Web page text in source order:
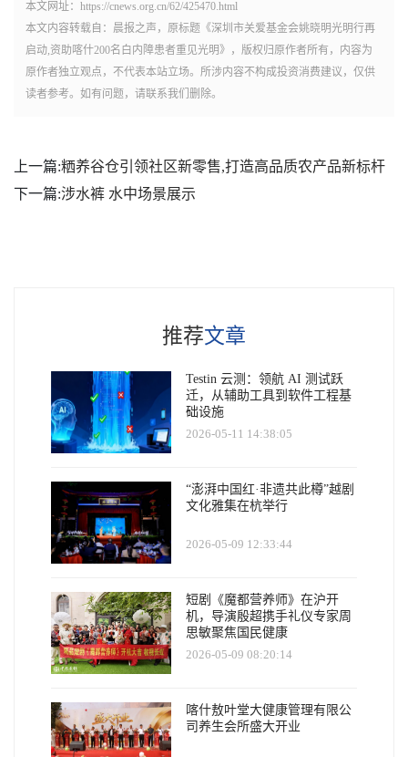
本文网址：https://cnews.org.cn/62/425470.html
本文内容转载自：晨报之声，原标题《深圳市关爱基金会姚晓明光明行再
启动,资助喀什200名白内障患者重见光明》，版权归原作者所有，内容为
原作者独立观点，不代表本站立场。所涉内容不构成投资消费建议，仅供
读者参考。如有问题，请联系我们删除。
上一篇:粞养谷仓引领社区新零售,打造高品质农产品新标杆
下一篇:涉水裤 水中场景展示
推荐文章
Testin 云测：领航 AI 测试跃
迁，从辅助工具到软件工程基
础设施
2026-05-11 14:38:05
“澎湃中国红·非遗共此樽”越剧
文化雅集在杭举行
2026-05-09 12:33:44
短剧《魔都营养师》在沪开
机，导演殷超携手礼仪专家周
思敏聚焦国民健康
2026-05-09 08:20:14
喀什敖叶堂大健康管理有限公
司养生会所盛大开业